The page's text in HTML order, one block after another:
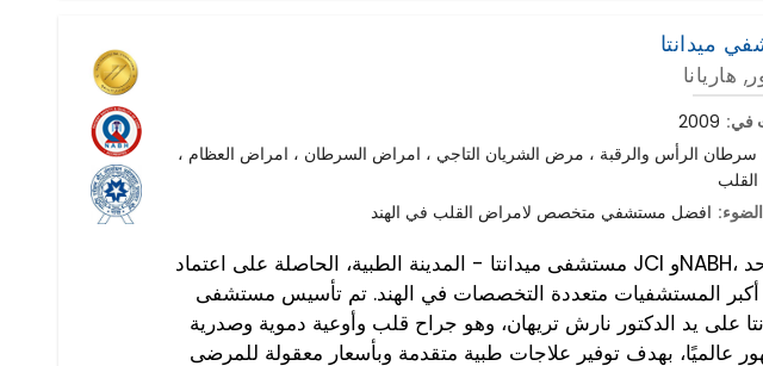
ميدانتا
هاريانا
في: 2009
سرطان الرأس والرقبة ، مرض الشريان التاجي ، امراض السرطان ، امراض العظام ،
افضل مستشفي متخصص لامراض القلب في الهند
مستشفى ميدانتا - المدينة الطبية، الحاصلة على اعتماد JCI وNABH، هو واحد
المستشفيات متعددة التخصصات في الهند. تم تأسيس مستشفى
على يد الدكتور نارش تريهان، وهو جراح قلب وأوعية دموية وصدرية
عالميًا، بهدف توفير علاجات طبية متقدمة وبأسعار معقولة للمرضى